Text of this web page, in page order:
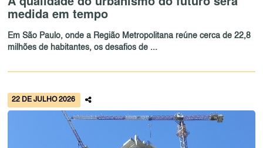
medida em tempo
Em São Paulo, onde a Região Metropolitana reúne cerca de 22,8
milhões de habitantes, os desafios de ...
22 DE JULHO 2026